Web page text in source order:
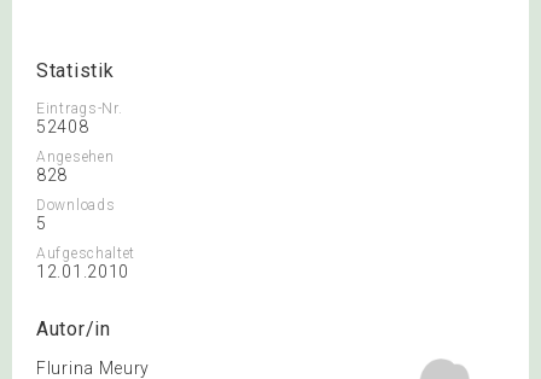
Statistik
Eintrags-Nr.
52408
Angesehen
828
Downloads
5
Aufgeschaltet
12.01.2010
Autor/in
Flurina Meury